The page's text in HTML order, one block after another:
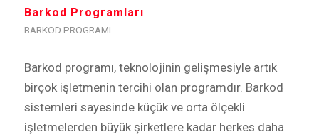
Barkod Programları
BARKOD PROGRAMI
Barkod programı, teknolojinin gelişmesiyle artık
birçok işletmenin tercihi olan programdır. Barkod
sistemleri sayesinde küçük ve orta ölçekli
işletmelerden büyük şirketlere kadar herkes daha